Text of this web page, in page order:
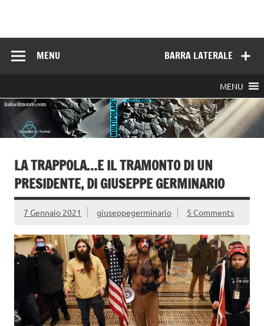
BARRA LATERALE
MENU
MENU
LA TRAPPOLA…E IL TRAMONTO DI UN
PRESIDENTE, DI GIUSEPPE GERMINARIO
7 Gennaio 2021 giuseppegerminario 5 Comments